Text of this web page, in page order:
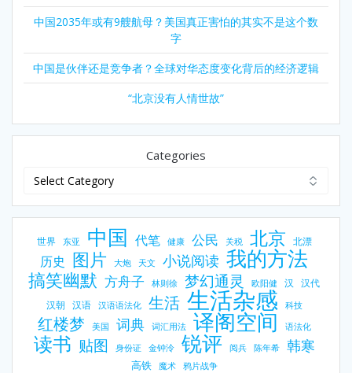
中国2035年或有9艘航母？美国真正害怕的其实不是这个数
字
中国是伙伴还是竞争者？全球对华态度变化背后的经济逻辑
“北京没有人情世故”
Categories
世界 东亚 中国 代笔 健康 公民 关税 北京 北漂
历史 图片 大炮 天文 小说阅读 我的方法
搞笑幽默 方舟子 林则徐 梦幻通灵 欧阳健 汉 汉代
汉朝 汉语 汉语语法化 生活 生活杂感 科技
红楼梦 美国 词典 词汇用法 译阁空间 语法化
读书 贴图 身份证 金钟泠 锐评 阅兵 陈年希 韩寒
高铁 魔术 鸦片战争